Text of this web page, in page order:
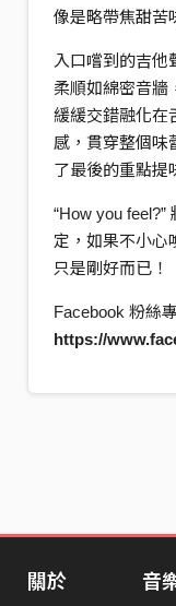
像是略帶焦甜苦
入口嚐到的吉他
柔順如綿密音牆
緩緩交錯融化在
感，貫穿整個味
了最後的重點提
“How you
定，如果不小心
只是剛好而已！
Facebook 粉絲
https://
關於 音